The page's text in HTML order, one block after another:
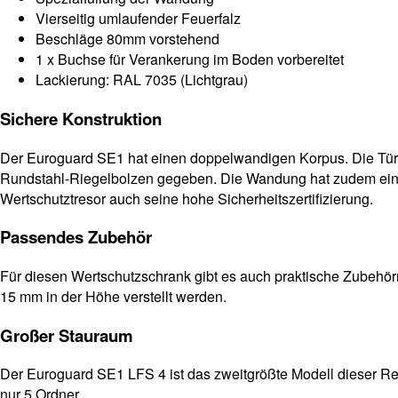
Vierseitig umlaufender Feuerfalz
Beschläge 80mm vorstehend
1 x Buchse für Verankerung im Boden vorbereitet
Lackierung: RAL 7035 (Lichtgrau)
Sichere Konstruktion
Der Euroguard SE1 hat einen doppelwandigen Korpus. Die
Rundstahl-Riegelbolzen gegeben. Die Wandung hat zudem
Wertschutztresor auch seine hohe Sicherheitszertifizierung.
Passendes Zubehör
Für diesen Wertschutzschrank gibt es auch praktische
15 mm in der Höhe verstellt werden.
Großer Stauraum
Der Euroguard SE1 LFS 4 ist das zweitgrößte Modell dieser